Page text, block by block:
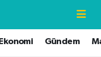
Ekonomi Gündem